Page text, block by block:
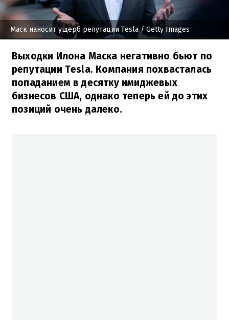
Маск наносит ущерб репутации Tesla/ Getty Images
Выходки Илона Маска негативно бьют по
репутации Tesla. Компания похвасталась
попаданием в десятку имиджевых
бизнесов США, однако теперь ей до этих
позиций очень далеко.